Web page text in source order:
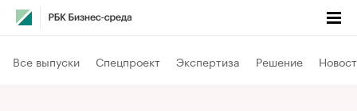
Все выпуски Спецпроект Экспертиза Решение